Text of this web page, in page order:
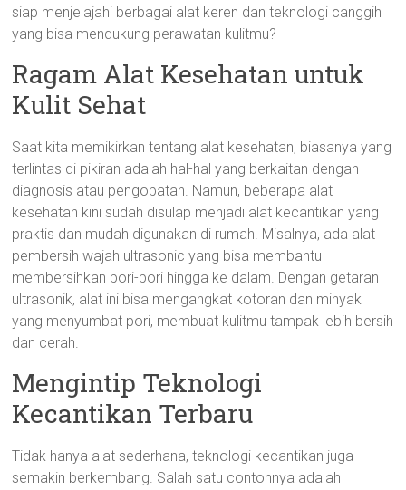
siap menjelajahi berbagai alat keren dan teknologi canggih
yang bisa mendukung perawatan kulitmu?
Ragam Alat Kesehatan untuk
Kulit Sehat
Saat kita memikirkan tentang alat kesehatan, biasanya yang
terlintas di pikiran adalah hal-hal yang berkaitan dengan
diagnosis atau pengobatan. Namun, beberapa alat
kesehatan kini sudah disulap menjadi alat kecantikan yang
praktis dan mudah digunakan di rumah. Misalnya, ada alat
pembersih wajah ultrasonic yang bisa membantu
membersihkan pori-pori hingga ke dalam. Dengan getaran
ultrasonik, alat ini bisa mengangkat kotoran dan minyak
yang menyumbat pori, membuat kulitmu tampak lebih bersih
dan cerah.
Mengintip Teknologi
Kecantikan Terbaru
Tidak hanya alat sederhana, teknologi kecantikan juga
semakin berkembang. Salah satu contohnya adalah